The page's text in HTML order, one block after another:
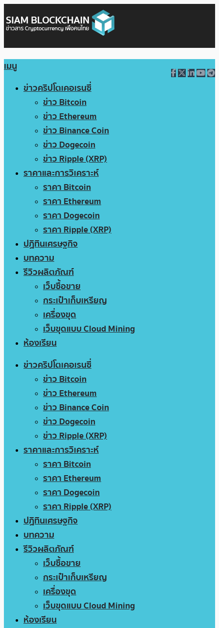
เมนู
ข่าวคริปโตเคอเรนซี่
ข่าว Bitcoin
ข่าว Ethereum
ข่าว Binance Coin
ข่าว Dogecoin
ข่าว Ripple (XRP)
ราคาและการวิเคราะห์
ราคา Bitcoin
ราคา Ethereum
ราคา Dogecoin
ราคา Ripple (XRP)
ปฏิทินเศรษฐกิจ
บทความ
รีวิวผลิตภัณฑ์
เว็บซื้อขาย
กระเป๋าเก็บเหรียญ
เครื่องขุด
เว็บขุดแบบ Cloud Mining
ห้องเรียน
ข่าวคริปโตเคอเรนซี่
ข่าว Bitcoin
ข่าว Ethereum
ข่าว Binance Coin
ข่าว Dogecoin
ข่าว Ripple (XRP)
ราคาและการวิเคราะห์
ราคา Bitcoin
ราคา Ethereum
ราคา Dogecoin
ราคา Ripple (XRP)
ปฏิทินเศรษฐกิจ
บทความ
รีวิวผลิตภัณฑ์
เว็บซื้อขาย
กระเป๋าเก็บเหรียญ
เครื่องขุด
เว็บขุดแบบ Cloud Mining
ห้องเรียน